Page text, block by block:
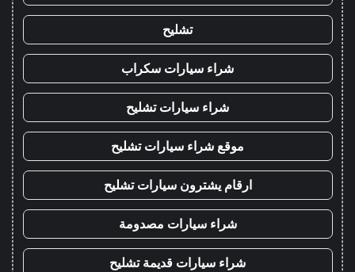
تشليح
شراء سيارات سكراب
شراء سيارات تشليح
موقع شراء سيارات تشليح
ارقام يشترون سيارات تشليح
شراء سيارات مصدومة
شراء سيارات قديمة تشليح